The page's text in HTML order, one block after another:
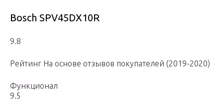
Bosch SPV45DX10R
9.8
Рейтинг На основе отзывов покупателей (2019-2020)
Функционал
9.5